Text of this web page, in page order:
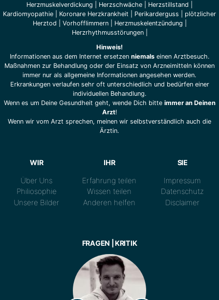
Herzmuskelverdickung
Herzschwäche Herzstillstand
Kardiomyopathie
Koronare Herzkrankheit Perikarderguss
plötzlicher
Herztod
Vorhofflimmern| Herzmuskelentzündung
Herzrhythmusstörungen|
Hinweis!
Informationen aus dem Internet ersetzen niemalseinen Arztbesuch.
Maßnahmen zur Behandlung oder der Einsatz von Arzneimitteln können
immer nur als allgemeine Informationen angesehen werden.
Erkrankungen verlaufen sehr oft unterschiedlich und bedürfen einer
individuellen Behandlung.
Wenn es um Deine Gesundheit geht, wende Dich bitte immer an Deinen
Arzt!
Wenn wir vom Arzt sprechen, meinen wir selbstverständlich auch die
Ärztin.
WIR
Über Uns
Philiosophie
Unsere Bilder
IHR
Erfahrung teilen
Wissen teilen
Anderen helfen
SIE
Impressum
Datenschutz
Disclaimer
FRAGEN | KRITIK